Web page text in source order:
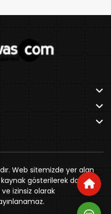
Özkahya Apt. Kat:3 D:7
Web sitemizde yer alan
gösterilerek dahi
ve izinsiz olarak